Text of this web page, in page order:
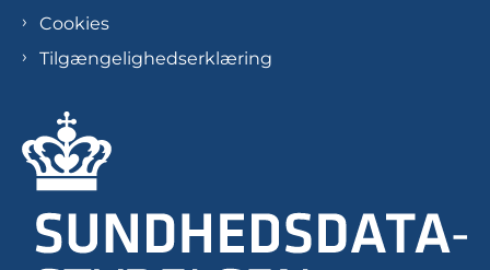
Cookies
Tilgængelighedserklæring